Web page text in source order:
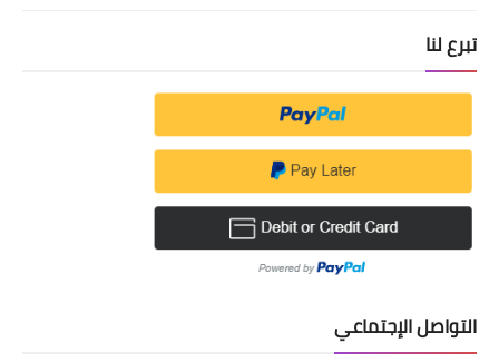
تبرع لنا
التواصل الإجتماعي